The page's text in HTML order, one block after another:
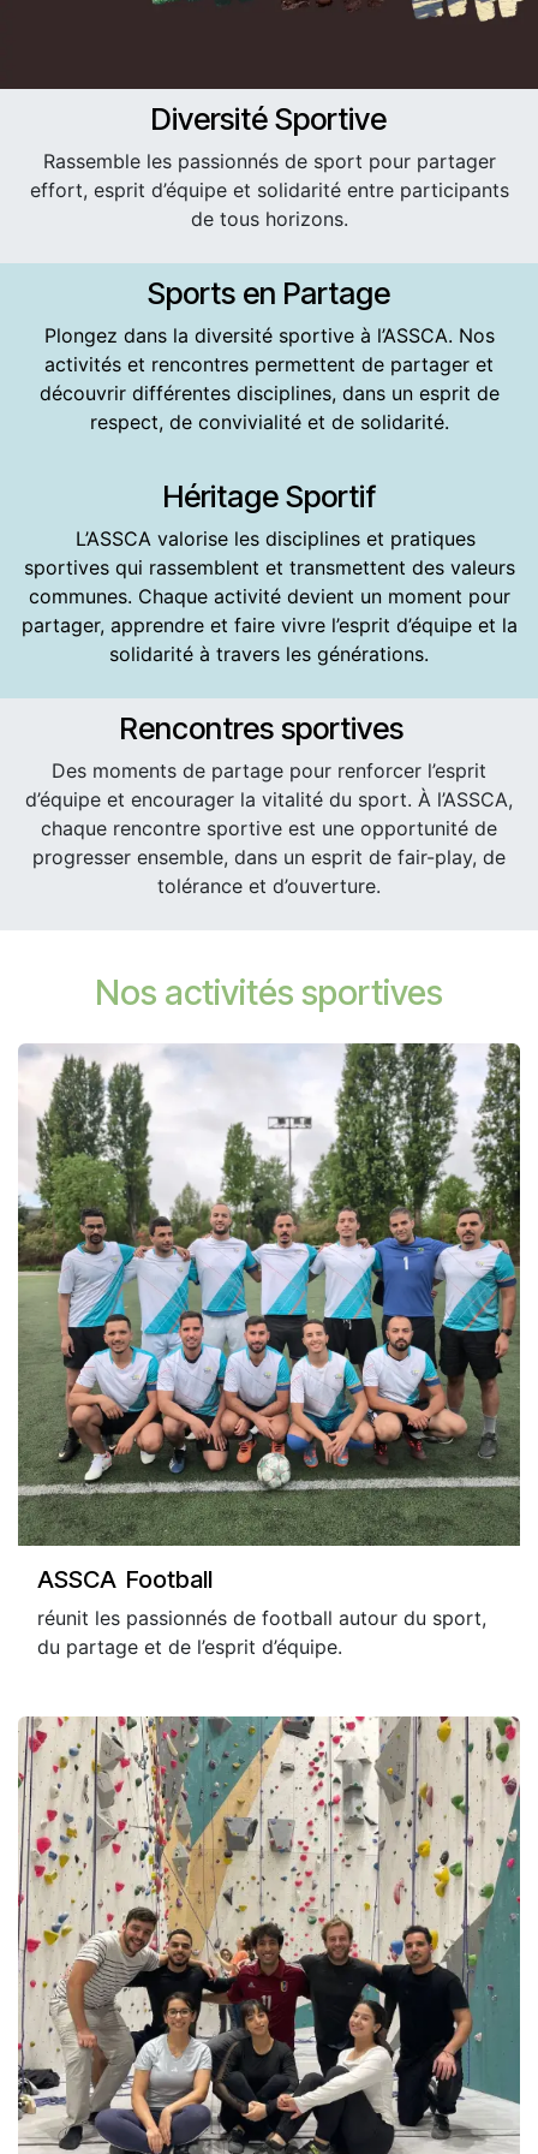
Diversité Sportive
Rassemble les passionnés de sport pour partager
effort, esprit d’équipe et solidarité entre participants
de tous horizons.
Sports en Partage
Plongez dans la diversité sportive à l’ASSCA. Nos
activités et rencontres permettent de partager et
découvrir différentes disciplines, dans un esprit de
respect, de convivialité et de solidarité.
Héritage Sportif
L’ASSCA valorise les disciplines et pratiques
sportives qui rassemblent et transmettent des valeurs
communes. Chaque activité devient un moment pour
partager, apprendre et faire vivre l’esprit d’équipe et la
solidarité à travers les générations.
Rencontres sportives
Des moments de partage pour renforcer l’esprit
d’équipe et encourager la vitalité du sport. À l’ASSCA,
chaque rencontre sportive est une opportunité de
progresser ensemble, dans un esprit de fair-play, de
tolérance et d’ouverture.
Nos activités sportives
ASSCA Football
réunit les passionnés de football autour du sport,
du partage et de l’esprit d’équipe.